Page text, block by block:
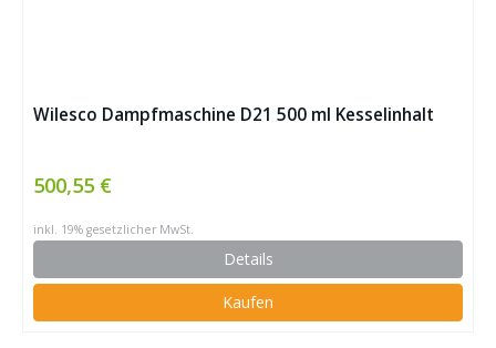
Wilesco Dampfmaschine D21 500 ml Kesselinhalt
500,55 €
inkl. 19% gesetzlicher MwSt.
Details
Kaufen